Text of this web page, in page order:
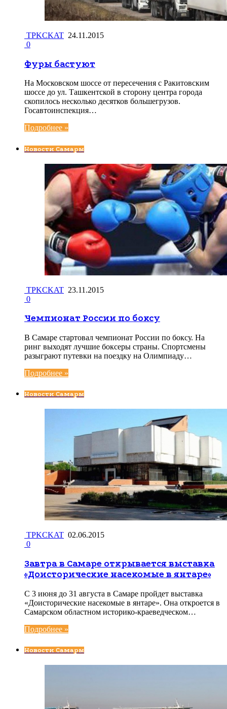
TPKCKAT 24.11.2015
0
Фуры бастуют
На Московском шоссе от пересечения с Ракитовским
шоссе до ул. Ташкентской в сторону центра города
скопилось несколько десятков большегрузов.
Госавтоинспекция…
Подробнее »
Новости Самары
TPKCKAT 23.11.2015
0
Чемпионат России по боксу
В Самаре стартовал чемпионат России по боксу. На
ринг выходят лучшие боксеры страны. Спортсмены
разыграют путевки на поездку на Олимпиаду…
Подробнее »
Новости Самары
TPKCKAT 02.06.2015
0
Завтра в Самаре открывается выставка
«Доисторические насекомые в янтаре»
С 3 июня до 31 августа в Самаре пройдет выставка
«Доисторические насекомые в янтаре». Она откроется в
Самарском областном историко-краеведческом…
Подробнее »
Новости Самары